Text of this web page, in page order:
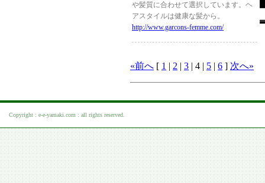
や髪質に合わせて選択しています。ヘ
アスタイルは健康な髪から。
http://www.garcons-femme.com/
«前へ [ 1 | 2 | 3 | 4 | 5 | 6 ] 次へ»
Copyright : e-e-yamaki.com : all rights reserved.